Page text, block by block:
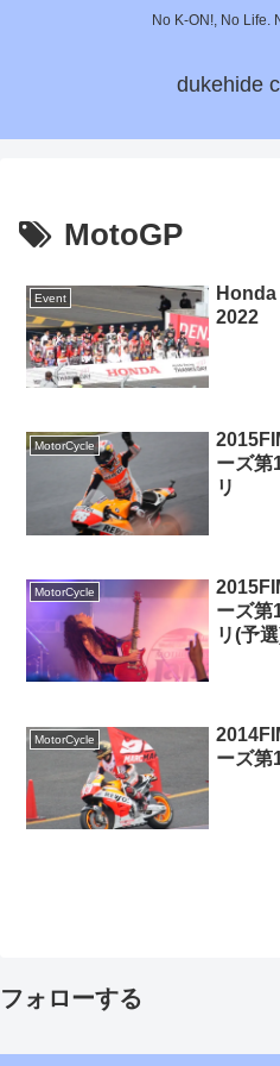
No K-ON!, No Life.
dukehide
MotoGP
Event
2022
MotorCycle
ーズ第
リ
MotorCycle
ーズ第
リ(予
MotorCycle
ーズ第
フォローする